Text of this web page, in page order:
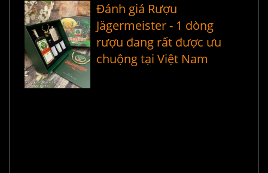
Đánh giá Rượu
Jägermeister - 1 dòng
rượu đang rất được ưu
chuộng tại Việt Nam